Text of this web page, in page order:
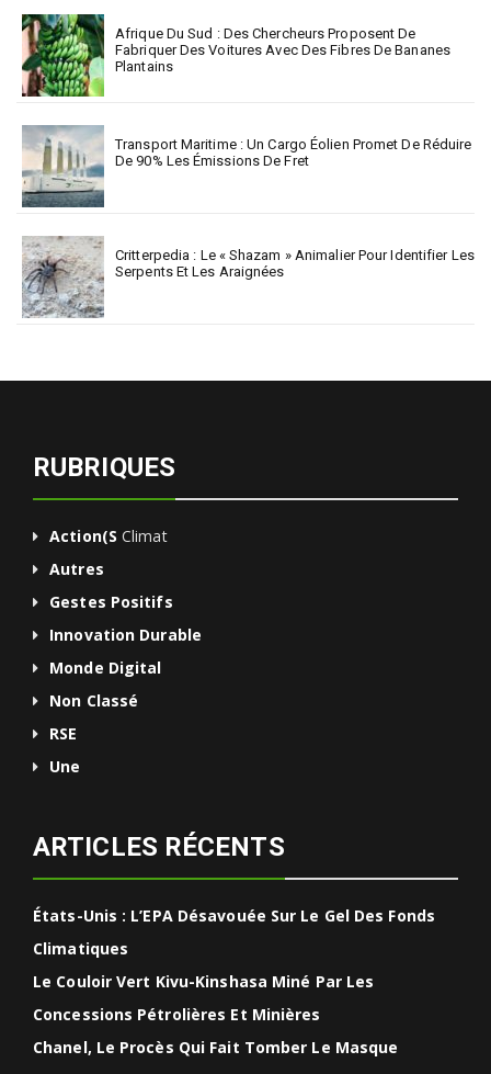
Afrique Du Sud : Des Chercheurs Proposent De
Fabriquer Des Voitures Avec Des Fibres De Bananes
Plantains
Transport Maritime : Un Cargo Éolien Promet De Réduire
De 90% Les Émissions De Fret
Critterpedia : Le « Shazam » Animalier Pour Identifier Les
Serpents Et Les Araignées
RUBRIQUES
Action(s Climat
Autres
Gestes Positifs
Innovation Durable
Monde Digital
Non Classé
RSE
Une
ARTICLES RÉCENTS
États-Unis : L’EPA Désavouée Sur Le Gel Des Fonds
Climatiques
Le Couloir Vert Kivu-Kinshasa Miné Par Les
Concessions Pétrolières Et Minières
Chanel, Le Procès Qui Fait Tomber Le Masque